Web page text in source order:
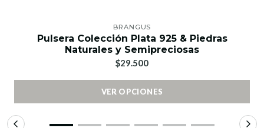
BRANGUS
Pulsera Colección Plata 925 & Piedras
Naturales y Semipreciosas
$29.500
VER OPCIONES